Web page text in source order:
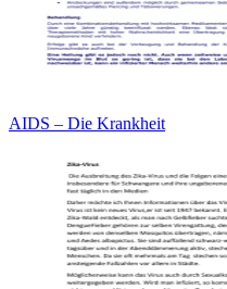
AIDS – Die Krankheit